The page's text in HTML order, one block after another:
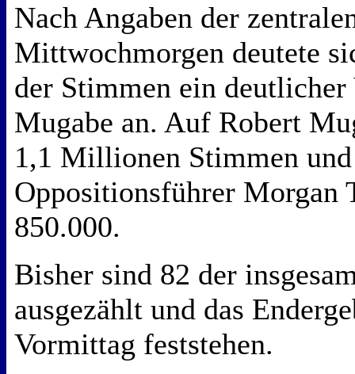
Nach Angaben der
Mittwochmorgen deutete
der Stimmen ein
Mugabe an. Auf Robert
1,1 Millionen Stimmen
Oppositionsführer Morgan
850.000.
Bisher sind 82 der
ausgezählt und das
Vormittag feststehen.